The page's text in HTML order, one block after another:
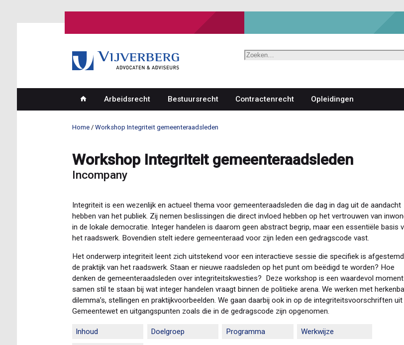
Zoeken
Hoofdnavigatie
Arbeidsrecht Bestuursrecht Contractenrecht Opleidingen
Home Workshop Integriteit gemeenteraadsleden
Workshop Integriteit gemeenteraadsleden
Incompany
Integriteit is een wezenlijk en actueel thema voor gemeenteraadsleden die dag in dag uit de aandacht
hebben van het publiek. Zij nemen beslissingen die direct invloed hebben op het vertrouwen van
in de lokale democratie. Integer handelen is daarom geen abstract begrip, maar een essentiële basis
het raadswerk. Bovendien stelt iedere gemeenteraad voor zijn leden een gedragscode vast.
Het onderwerp integriteit leent zich uitstekend voor een interactieve sessie die specifiek is
de praktijk van het raadswerk. Staan er nieuwe raadsleden op het punt om beëdigd te worden? Hoe
denken de gemeenteraadsleden over integriteitskwesties? Deze workshop is een waardevol
samen stil te staan bij wat integer handelen vraagt binnen de politieke arena. We werken met
dilemma’s, stellingen en praktijkvoorbeelden. We gaan daarbij ook in op de integriteitsvoorschriften uit
Gemeentewet en uitgangspunten zoals die in de gedragscode zijn opgenomen.
Inhoud Doelgroep Programma Werkwijze